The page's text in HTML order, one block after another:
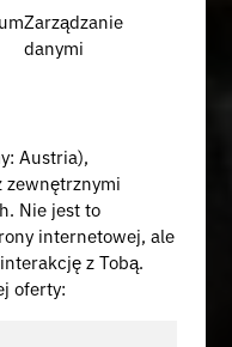
Zarządzanie
danymi
Austria),
zewnętrznymi
Nie jest to
internetowej, ale
z Tobą.
oferty: